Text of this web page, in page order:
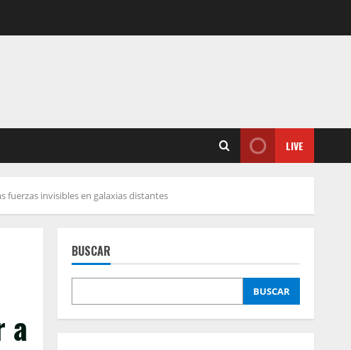
LIVE
fuerzas invisibles en galaxias distantes
a
BUSCAR
BUSCAR